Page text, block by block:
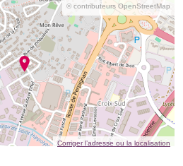
© contributeurs OpenStreetMap
Corriger l’adresse ou la localisation